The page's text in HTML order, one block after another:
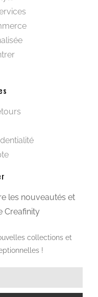
les nouveautés et
Creafinity
collections et
!